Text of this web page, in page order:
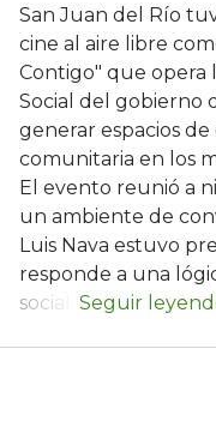
San Juan del Río
cine al aire libre
Contigo" que opera
Social del gobierno
generar espacios
comunitaria en los
El evento reunió a
un ambiente de
Luis Nava estuvo
responde a una
social: